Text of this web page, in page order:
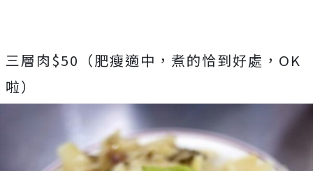
三層肉$50（肥瘦適中，煮的恰到好處，OK
啦）